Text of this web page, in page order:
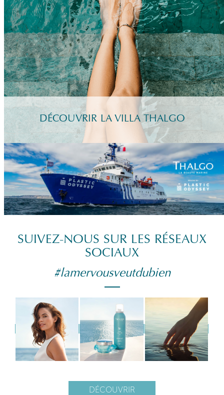
DÉCOUVRIR LA VILLA THALGO
SUIVEZ-NOUS SUR LES RÉSEAUX
SOCIAUX
#lamervousveutdubien
DÉCOUVRIR